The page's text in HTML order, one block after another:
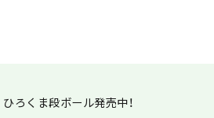
ひろくま段ボール発売中！